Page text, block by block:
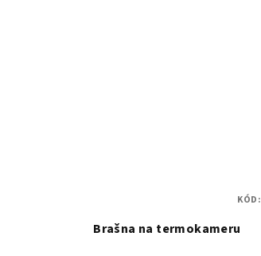
Brašna na termokameru
KÓD: